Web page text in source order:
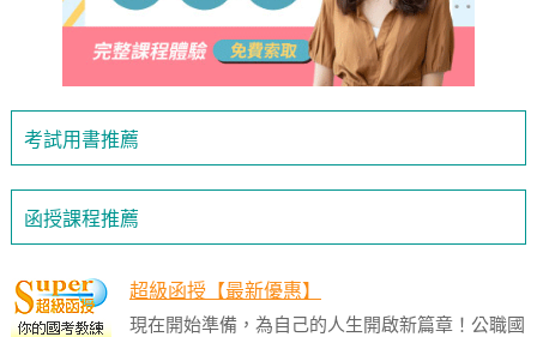
考試用書推薦
函授課程推薦
超級函授【最新優惠】
現在開始準備，為自己的人生開啟新篇章！公職國